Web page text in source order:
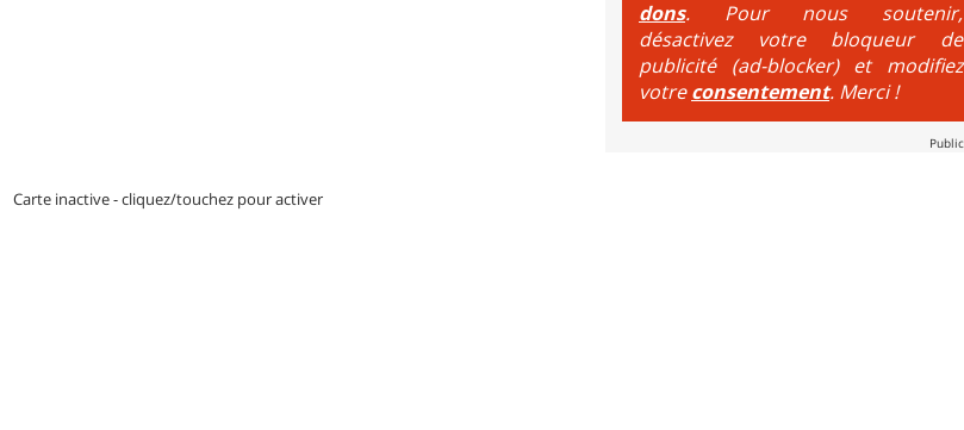
dons. Pour nous soutenir,
désactivez votre bloqueur de
publicité (ad-blocker) et modifiez
votreconsentement. Merci !